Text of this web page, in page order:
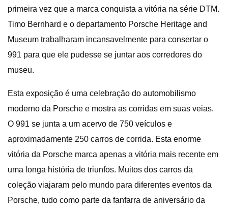
primeira vez que a marca conquista a vitória na série DTM.
Timo Bernhard e o departamento Porsche Heritage and
Museum trabalharam incansavelmente para consertar o
991 para que ele pudesse se juntar aos corredores do
museu.
Esta exposição é uma celebração do automobilismo
moderno da Porsche e mostra as corridas em suas veias.
O 991 se junta a um acervo de 750 veículos e
aproximadamente 250 carros de corrida. Esta enorme
vitória da Porsche marca apenas a vitória mais recente em
uma longa história de triunfos. Muitos dos carros da
coleção viajaram pelo mundo para diferentes eventos da
Porsche, tudo como parte da fanfarra de aniversário da